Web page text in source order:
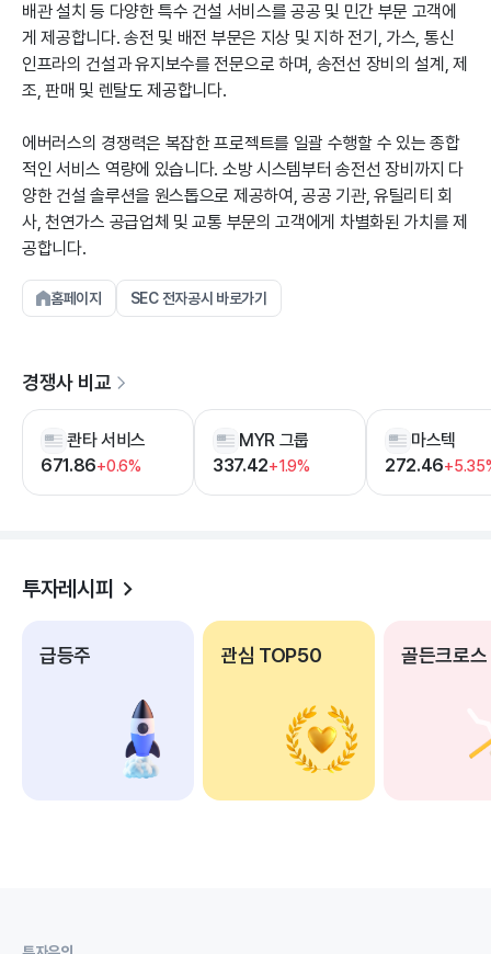
배관 설치 등 다양한 특수 건설 서비스를 공공 및 민간 부문 고객에
게 제공합니다. 송전 및 배전 부문은 지상 및 지하 전기, 가스, 통신
인프라의 건설과 유지보수를 전문으로 하며, 송전선 장비의 설계, 제
조, 판매 및 렌탈도 제공합니다.
에버러스의 경쟁력은 복잡한 프로젝트를 일괄 수행할 수 있는 종합
적인 서비스 역량에 있습니다. 소방 시스템부터 송전선 장비까지 다
양한 건설 솔루션을 원스톱으로 제공하여, 공공 기관, 유틸리티 회
사, 천연가스 공급업체 및 교통 부문의 고객에게 차별화된 가치를 제
공합니다.
홈페이지 SEC 전자공시 바로가기
경쟁사 비교
콴타 서비스
671.86+0.6%
MYR 그룹
337.42+1.9%
마스텍
272.46
투자레시피
급등주 관심 TOP50 골든크로스